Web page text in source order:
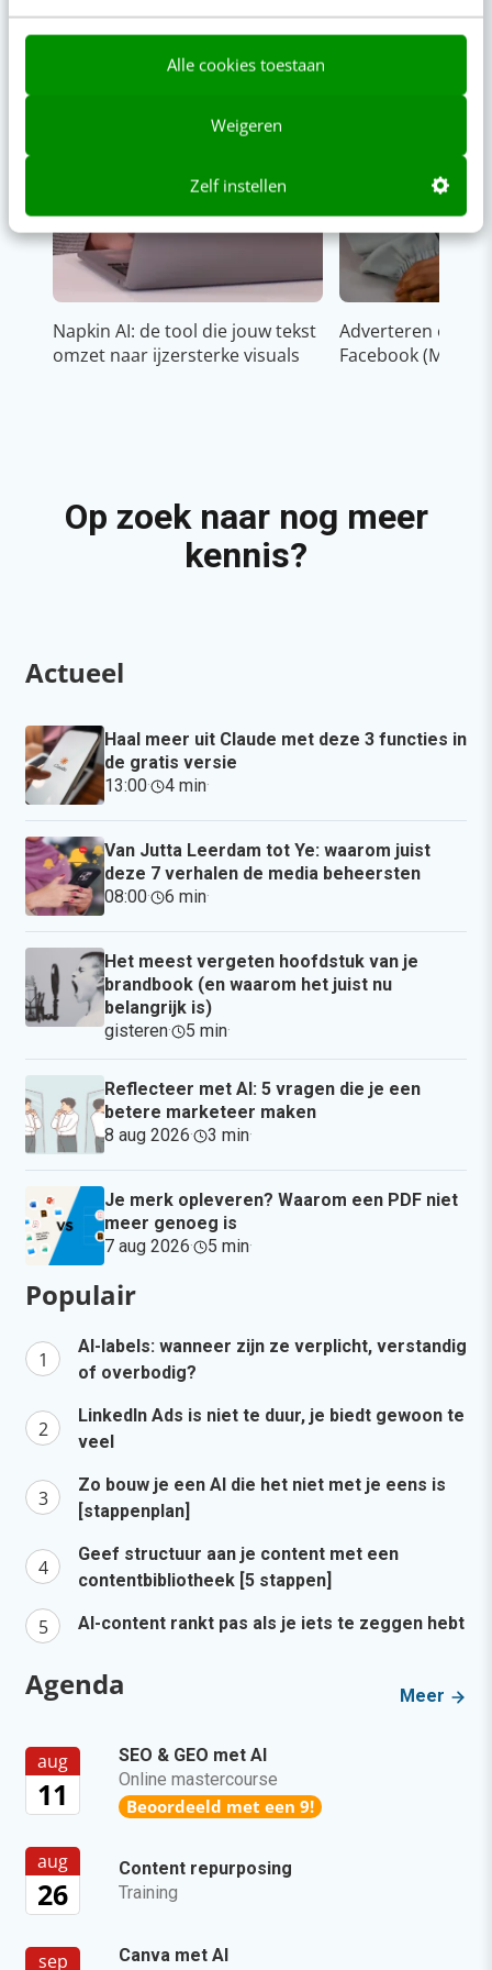
Alle cookies toestaan
Weigeren
Zelf instellen
Napkin AI: de tool die jouw tekst
omzet naar ijzersterke visuals
Adverteren op
Facebook (Meta)
Op zoek naar nog meer
kennis?
Actueel
Haal meer uit Claude met deze 3 functies in
de gratis versie
13:00· 4 min·
Van Jutta Leerdam tot Ye: waarom juist
deze 7 verhalen de media beheersten
08:00· 6 min·
Het meest vergeten hoofdstuk van je
brandbook (en waarom het juist nu
belangrijk is)
gisteren· 5 min·
Reflecteer met AI: 5 vragen die je een
betere marketeer maken
8 aug 2026· 3 min·
Je merk opleveren? Waarom een PDF niet
meer genoeg is
7 aug 2026· 5 min·
Populair
AI-labels: wanneer zijn ze verplicht, verstandig
of overbodig?
LinkedIn Ads is niet te duur, je biedt gewoon te
veel
Zo bouw je een AI die het niet met je eens is
[stappenplan]
Geef structuur aan je content met een
contentbibliotheek [5 stappen]
AI-content rankt pas als je iets te zeggen hebt
Agenda Meer
aug
11
SEO & GEO met AI
Online mastercourse
Beoordeeld met een 9!
aug
26
Content repurposing
Training
sep
Canva met AI